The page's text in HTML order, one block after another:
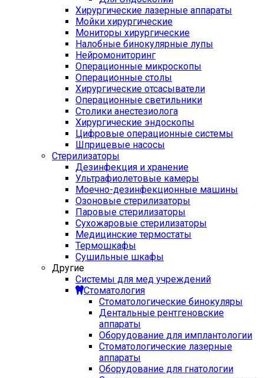
Хирургические лазерные аппараты
Мойки хирургические
Мониторы хирургические
Налобные бинокулярные лупы
Нейромониторинг
Операционные микроскопы
Операционные столы
Хирургические отсасыватели
Операционные светильники
Столики анестезиолога
Хирургические эндоскопы
Цифровые операционные системы
Шприцевые насосы
Стерилизаторы
Дезинфекция и хранение
Ультрафиолетовые камеры
Моечно-дезинфекционные машины
Озоновые стерилизаторы
Паровые стерилизаторы
Сухожаровые стерилизаторы
Медицинские термостаты
Термошкафы
Сушильные шкафы
Другие
Системы для мед учреждений
Стоматология
Стоматологические бинокуляры
Дентальные рентгеновские
аппараты
Оборудование для имплантологии
Стоматологические лазерные
аппараты
Оборудование для гнатологии